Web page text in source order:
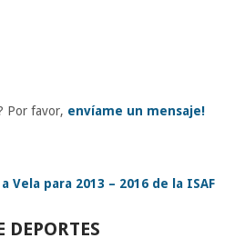
Por favor, envíame un mensaje!
Vela para 2013 – 2016 de la ISAF
DEPORTES